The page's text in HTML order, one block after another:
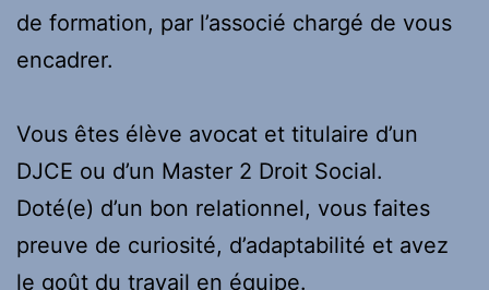
de formation, par l’associé chargé de vous
encadrer.
Vous êtes élève avocat et titulaire d’un
DJCE ou d’un Master 2 Droit Social.
Doté(e) d’un bon relationnel, vous faites
preuve de curiosité, d’adaptabilité et avez
le goût du travail en équipe.